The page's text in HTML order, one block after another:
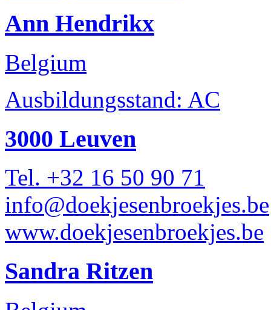
Ann Hendrikx
Belgium
Ausbildungsstand: AC
3000 Leuven
Tel. +32 16 50 90 71
info@doekjesenbroekjes.be
www.doekjesenbroekjes.be
Sandra Ritzen